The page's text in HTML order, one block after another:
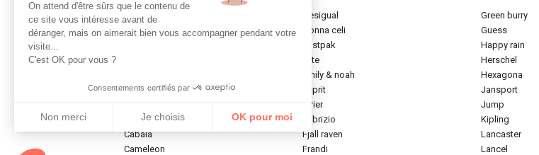
chesterfield brand
abro
arthur & aston
porsche design
cabaia
cameleon
desigual
donna celi
eastpak
elite
emily & noah
esprit
etrier
fabrizio
fjall raven
frandi
green burry
guess
happy rain
herschel
hexagona
jansport
jump
kipling
lancaster
lancel
On attend d'être sûrs que le contenu de
ce site vous intéresse avant de
déranger, mais on aimerait bien vous accompagner pendant votre
visite...
C'est OK pour vous ?
Consentements certifiés par
Non merci Je choisis
OK pour moi
Plateforme de Gestion du Consentement : Personnalisez vos Options